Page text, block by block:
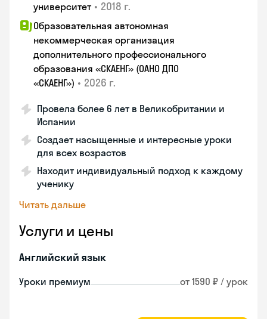
университет • 2018 г.
Образовательная автономная
некоммерческая организация
дополнительного профессионального
образования «СКАЕНГ» (ОАНО ДПО
«СКАЕНГ») • 2026 г.
Провела более 6 лет в Великобритании и
Испании
Создает насыщенные и интересные уроки
для всех возрастов
Находит индивидуальный подход к каждому
ученику
Читать дальше
Услуги и цены
Английский язык
Уроки премиум от 1590 ₽ / урок